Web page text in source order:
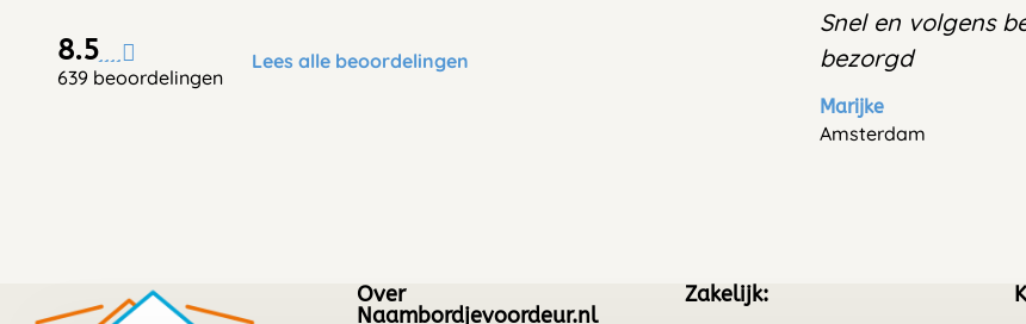
8.5
639 beoordelingen
Lees alle beoordelingen
Snel en volgens
bezorgd
Marijke
Amsterdam
Over
Naambordjevoordeur.nl
Zakelijk: